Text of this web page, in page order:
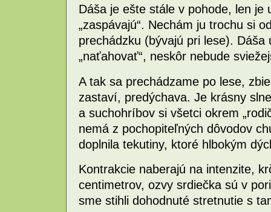
Dáša je ešte stále v pohode, len je
„zaspávajú“. Nechám ju trochu si
prechádzku (bývajú pri lese).
„naťahovať“, neskôr nebude
A tak sa prechádzame po lese,
zastaví, predýchava. Je krásny
a suchohríbov si všetci okrem
nemá z pochopiteľných dôvodov
doplnila tekutiny, ktoré hlbokým
Kontrakcie naberajú na intenzite,
centimetrov, ozvy srdiečka sú v
sme stihli dohodnuté stretnutie s